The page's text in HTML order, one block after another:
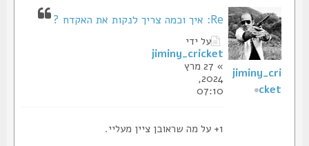
Re: איך וכמה צריך לנקות את האקדח ?
על ידי
jiminy_cricket
» 27 מרץ
2024,
07:10
jiminy_cri
cket